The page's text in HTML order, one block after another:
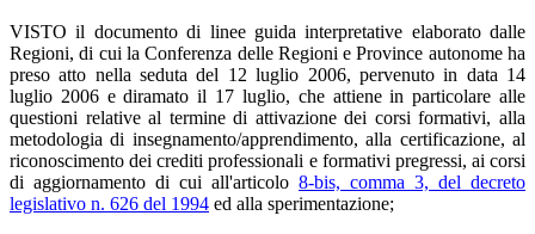
VISTO il documento di linee guida interpretative elaborato dalle
Regioni, di cui la Conferenza delle Regioni e Province autonome ha
preso atto nella seduta del 12 luglio 2006, pervenuto in data 14
luglio 2006 e diramato il 17 luglio, che attiene in particolare alle
questioni relative al termine di attivazione dei corsi formativi, alla
metodologia di insegnamento/apprendimento, alla certificazione, al
riconoscimento dei crediti professionali e formativi pregressi, ai corsi
di aggiornamento di cui all'articolo 8-bis, comma 3, del decreto
legislativo n. 626 del 1994 ed alla sperimentazione;